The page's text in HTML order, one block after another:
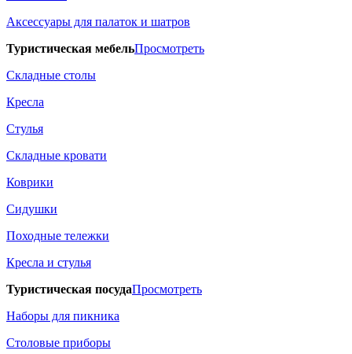
Аксессуары для палаток и шатров
Туристическая мебельПросмотреть
Складные столы
Кресла
Стулья
Складные кровати
Коврики
Сидушки
Походные тележки
Кресла и стулья
Туристическая посудаПросмотреть
Наборы для пикника
Столовые приборы